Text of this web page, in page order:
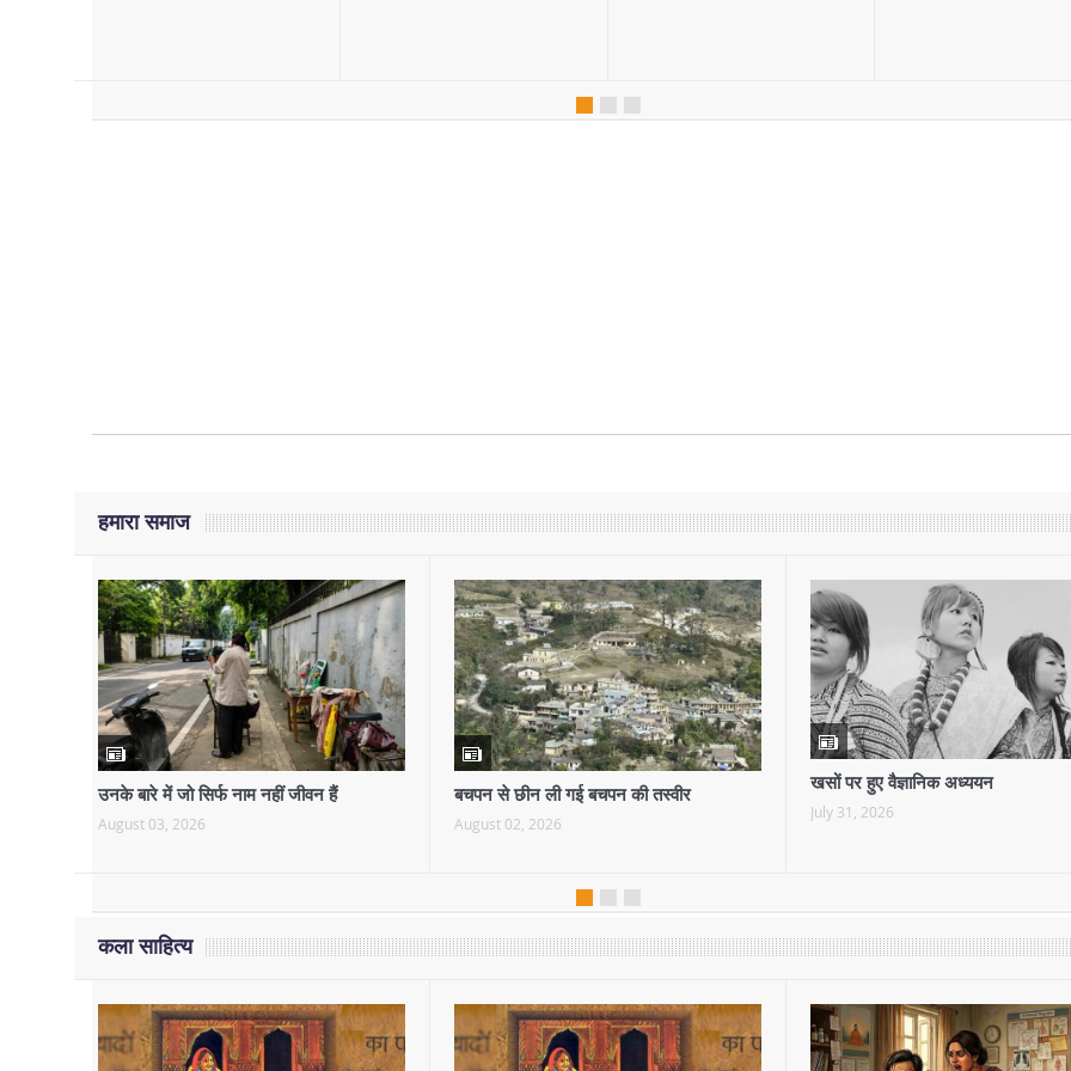
हमारा समाज
उनके बारे में जो सिर्फ नाम नहीं जीवन हैं
August 03, 2026
बचपन से छीन ली गई बचपन की तस्वीर
August 02, 2026
खसों पर हुए वैज्ञानिक अध्ययन
July 31, 2026
कला साहित्य